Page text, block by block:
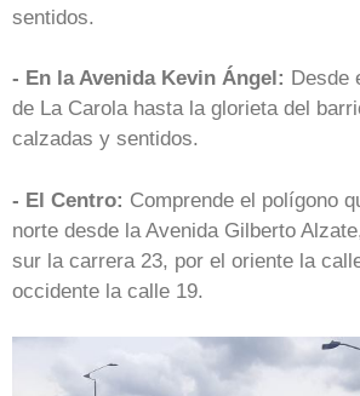
sentidos.
- En la Avenida Kevin Ángel: Desde
de La Carola hasta la glorieta del
calzadas y sentidos.
- El Centro: Comprende el polígono
norte desde la Avenida Gilberto
sur la carrera 23, por el oriente la
occidente la calle 19.